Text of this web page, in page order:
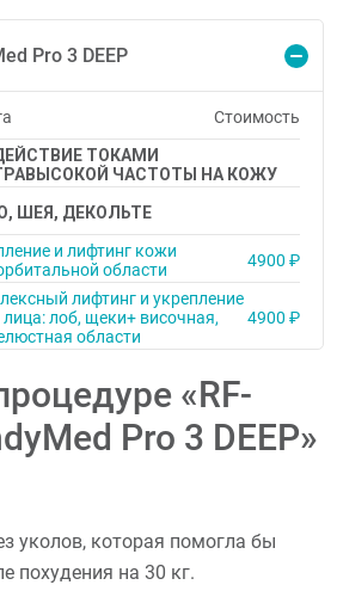
Pro 3 DEEP
Стоимость
ТОКАМИ
ЧАСТОТЫ НА КОЖУ
ШЕЯ, ДЕКОЛЬТЕ
и лифтинг кожи
области
4900 ₽
лифтинг и укрепление
лоб, щеки+ височная,
области
4900 ₽
«RF-
Pro 3 DEEP»
уколов, которая помогла бы
похудения на 30 кг.